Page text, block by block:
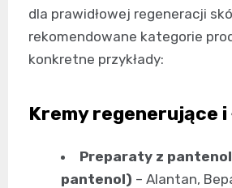
dla prawidłowej regeneracji
rekomendowane kategorie
konkretne przykłady:
Kremy regenerujące i
Preparaty z
pantenol) – Alantan,